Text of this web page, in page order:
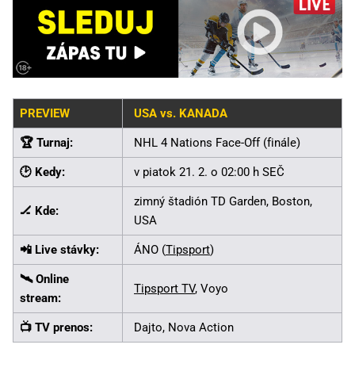
PREVIEW USA vs. KANADA
🏆 Turnaj: NHL 4 Nations Face-Off (finále)
🕑 Kedy: v piatok 21. 2. o 02:00 h SEČ
🏒 Kde:
zimný štadión TD Garden, Boston,
USA
📲 Live stávky: ÁNO (Tipsport)
🛰️ Online
stream:
Tipsport TV, Voyo
📺 TV prenos: Dajto, Nova Action